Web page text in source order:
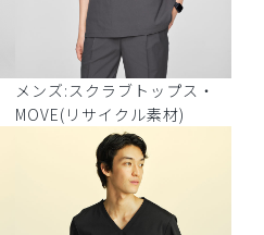
メンズ:スクラブトップス・
MOVE(リサイクル素材)